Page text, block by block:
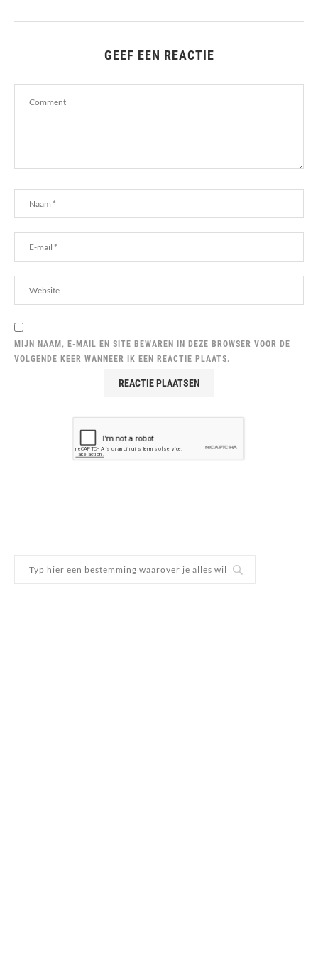
GEEF EEN REACTIE
MIJN NAAM, E-MAIL EN SITE BEWAREN IN DEZE BROWSER VOOR DE
VOLGENDE KEER WANNEER IK EEN REACTIE PLAATS.